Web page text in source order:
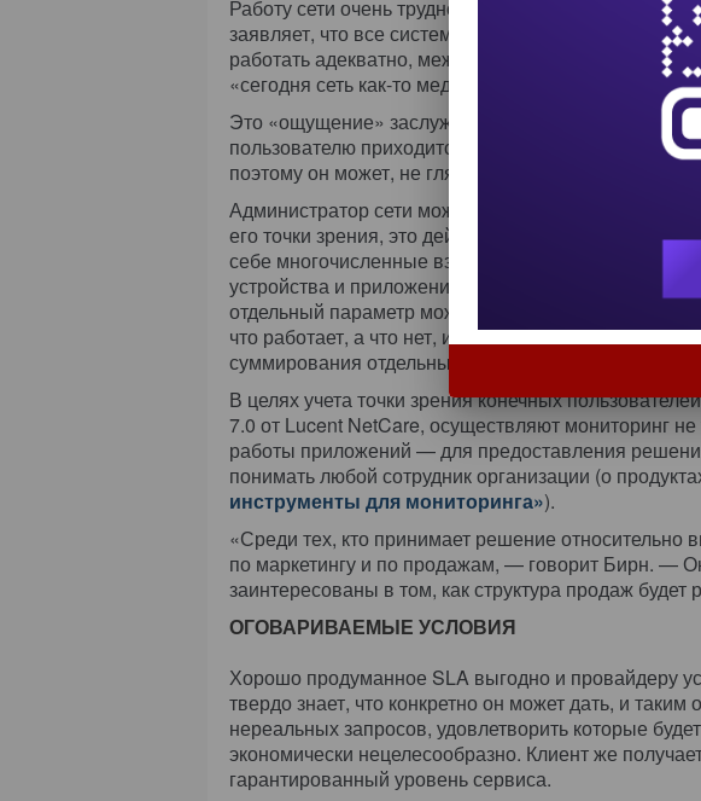
Работу сети очень трудно выразить в виде четких
заявляет, что все системы функционируют
работать адекватно, между тем как конечные
«сегодня сеть как-то медленно работает».
Это «ощущение» заслуживает самого
пользователю приходится вводить данные восемь
поэтому он может, не глядя ни на какие отчеты,
Администратор сети может сколько ему угодно
его точки зрения, это действительно так), но
себе многочисленные взаимозависимости внутри
устройства и приложения — все они
отдельный параметр может представлять
что работает, а что нет, истинную картину работы
суммирования отдельных метрик.
В целях учета точки зрения конечных
7.0 от Lucent NetCare, осуществляют мониторинг не
работы приложений — для предоставления
понимать любой сотрудник организации (о
инструменты для мониторинга»).
«Среди тех, кто принимает решение относительно
по маркетингу и по продажам, — говорит Бирн. —
заинтересованы в том, как структура продаж будет
ОГОВАРИВАЕМЫЕ УСЛОВИЯ
Хорошо продуманное SLA выгодно и провайдеру
твердо знает, что конкретно он может дать, и
нереальных запросов, удовлетворить которые
экономически нецелесообразно. Клиент же
гарантированный уровень сервиса.